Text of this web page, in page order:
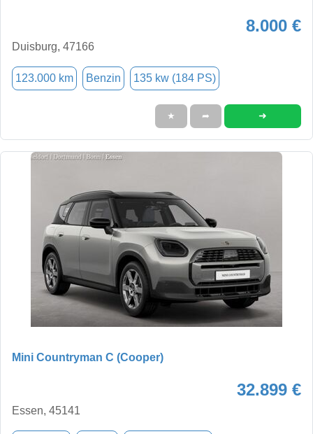
8.000 €
Duisburg, 47166
123.000 km Benzin 135 kw (184 PS)
★ ➦ ➜
Mini Countryman C (Cooper)
32.899 €
Essen, 45141